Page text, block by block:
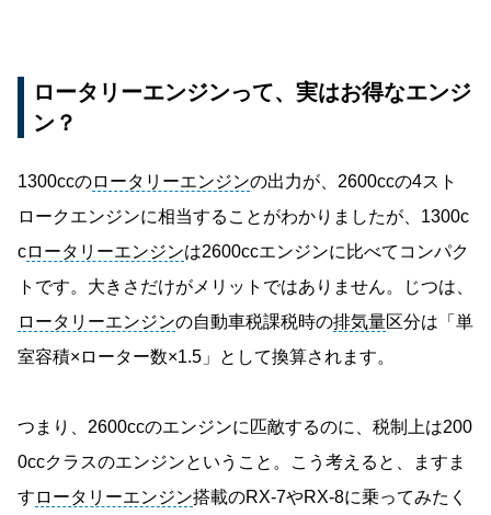
ロータリーエンジンって、実はお得なエンジ
ン？
1300ccのロータリーエンジンの出力が、2600ccの4スト
ロークエンジンに相当することがわかりましたが、1300c
cロータリーエンジンは2600ccエンジンに比べてコンパク
トです。大きさだけがメリットではありません。じつは、
ロータリーエンジンの自動車税課税時の排気量区分は「単
室容積×ローター数×1.5」として換算されます。
つまり、2600ccのエンジンに匹敵するのに、税制上は200
0ccクラスのエンジンということ。こう考えると、ますま
す ロータリーエンジン搭載のRX-7やRX-8に乗ってみたく